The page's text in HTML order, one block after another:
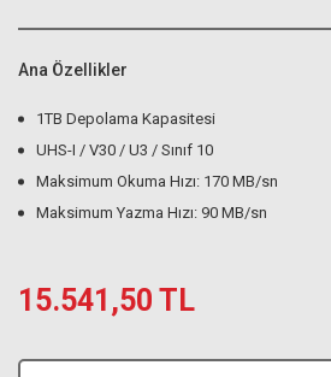
Ana Özellikler
1TB Depolama Kapasitesi
UHS-I / V30 / U3 / Sınıf 10
Maksimum Okuma Hızı: 170 MB/sn
Maksimum Yazma Hızı: 90 MB/sn
15.541,50 TL